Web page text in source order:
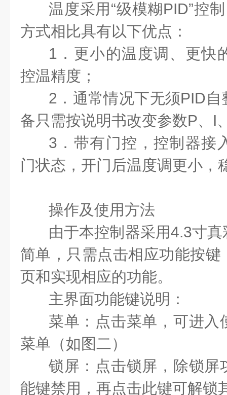
温度采用 “级模糊PID”控
方式相比具有以下优点：
1．更小的温度调、更快
控温精度；
2．通常情况下无须PID
备只需按说明书改变参数P、I
3 ．带有门控，控制器接
门状态，开门后温度调更小，
操作及使用方法
由于本控制器采用4.3寸真
简单，只需点击相应功能按键
页和实现相应的功能。
主界面功能键说明：
菜单 ：点击菜单，可进
菜单（如 图二）
锁屏 ：点击锁屏，除锁
能键禁用，再点击此键可解锁